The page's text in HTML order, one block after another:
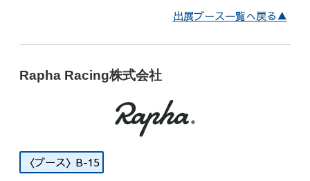
出展ブース一覧へ戻る▲
Rapha Racing株式会社
B-15